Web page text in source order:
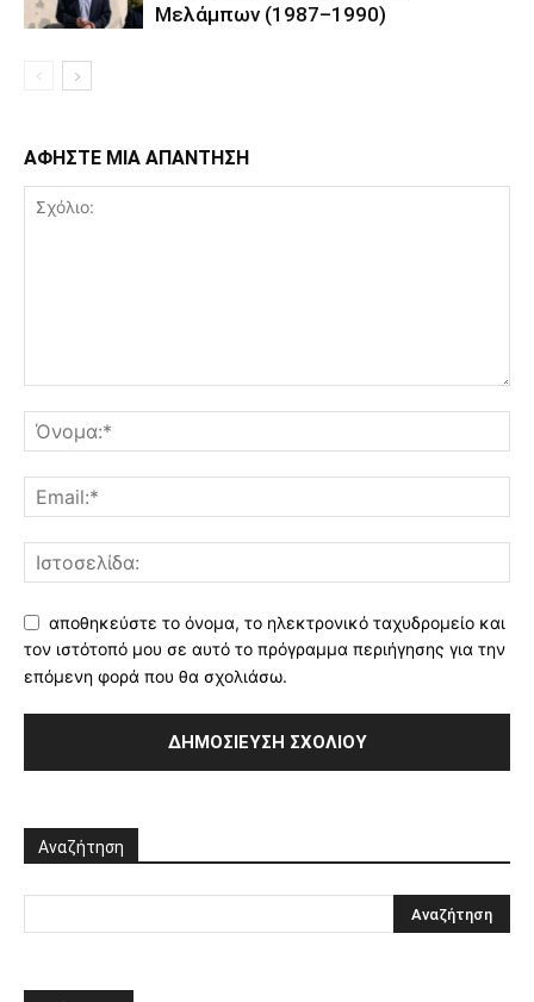
Μελάμπων (1987–1990)
ΑΦΗΣΤΕ ΜΙΑ ΑΠΑΝΤΗΣΗ
αποθηκεύστε το όνομα, το ηλεκτρονικό ταχυδρομείο και
τον ιστότοπό μου σε αυτό το πρόγραμμα περιήγησης για την
επόμενη φορά που θα σχολιάσω.
Αναζήτηση